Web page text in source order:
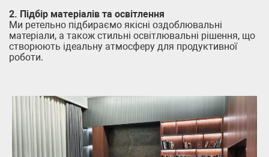
2. Підбір матеріалів та освітлення
Ми ретельно підбираємо якісні оздоблювальні
матеріали, а також стильні освітлювальні рішення, що
створюють ідеальну атмосферу для продуктивної
роботи.